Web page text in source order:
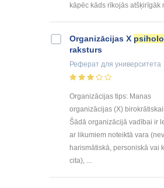
kāpēc kāds rīkojās atšķirīgāk
Organizācijas X
raksturs
Реферат для университета
Organizācijas tips: Manas
organizācijas (X)
Šādā organizācijā vadībai ir
ar likumiem noteiktā vara
harismātiskā, personiskā vai
cita), ...